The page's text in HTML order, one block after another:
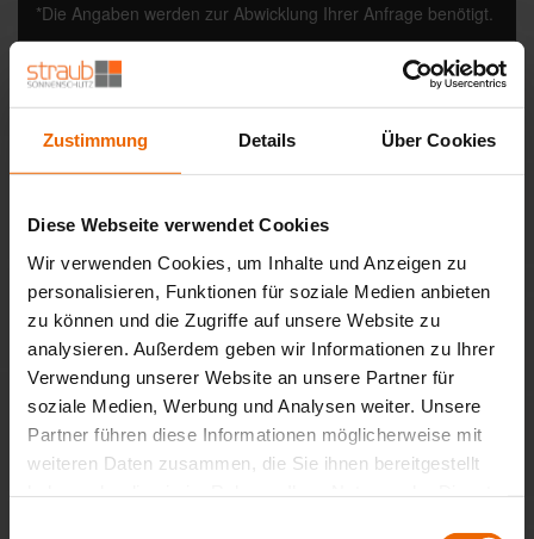
Zustimmung Details Über Cookies
Diese Webseite verwendet Cookies
Wir verwenden Cookies, um Inhalte und Anzeigen zu
personalisieren, Funktionen für soziale Medien anbieten
zu können und die Zugriffe auf unsere Website zu
analysieren. Außerdem geben wir Informationen zu Ihrer
Verwendung unserer Website an unsere Partner für
soziale Medien, Werbung und Analysen weiter. Unsere
Partner führen diese Informationen möglicherweise mit
weiteren Daten zusammen, die Sie ihnen bereitgestellt
*Die Angaben werden zur Abwicklung Ihrer Anfrage benötigt.
Ich interessiere mich für:
Außenjalousien / Raffstoren
Rollladen
Fenster-Markisen
Seiten-Markisen
Sonnenschirme
Wintergarten-Markisen
Lamellendächer
Sonnensegel
Jalousien
Flächenvorhänge
Faltstores
Rollos